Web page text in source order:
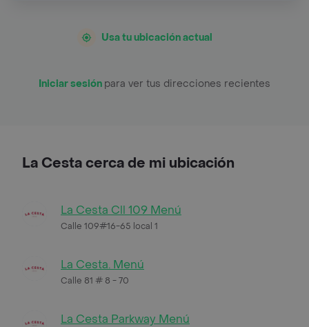
Usa tu ubicación actual
Iniciar sesión para ver tus direcciones recientes
La Cesta cerca de mi ubicación
La Cesta Cll 109 Menú
Calle 109#16-65 local 1
La Cesta. Menú
Calle 81 # 8 - 70
La Cesta Parkway Menú